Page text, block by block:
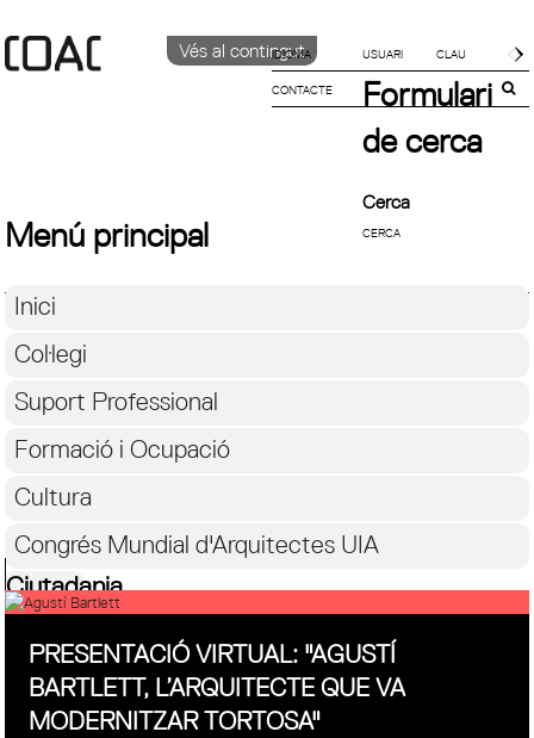
Vés al contingut
IDIOMA
CATALÀ
CONTACTE
Formulari
de cerca
Cerca
Menú principal
Inici
Col·legi
Suport Professional
Formació i Ocupació
Cultura
Congrés Mundial d'Arquitectes UIA
Ciutadania
PRESENTACIÓ VIRTUAL: "AGUSTÍ
BARTLETT, L’ARQUITECTE QUE VA
MODERNITZAR TORTOSA"